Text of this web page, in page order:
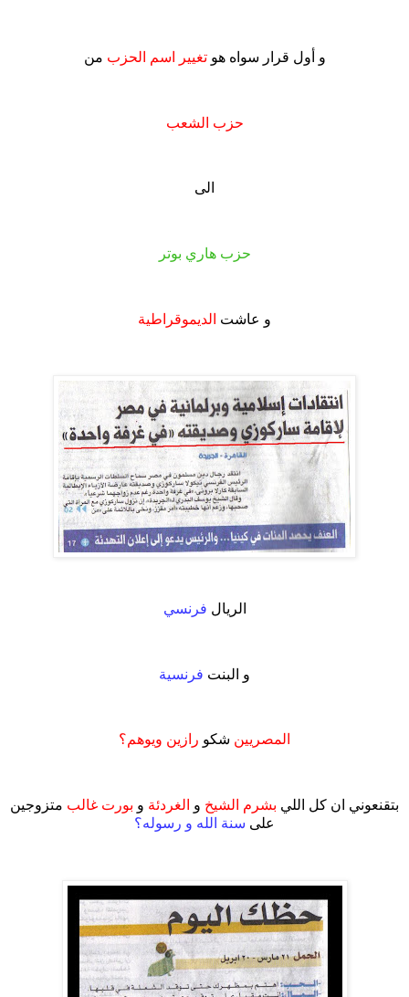
و أول قرار سواه هوتغيير اسم الحزب من
حزب الشعب
الى
حزب هاري بوتر
و عاشت الديموقراطية
الريال فرنسي
و البنت فرنسية
المصريين شكو رازين ويوهم؟
بتقنعوني ان كل اللي بشرم الشيخ و الغردئة و بورت غالب متزوجين
على سنة الله و رسوله؟